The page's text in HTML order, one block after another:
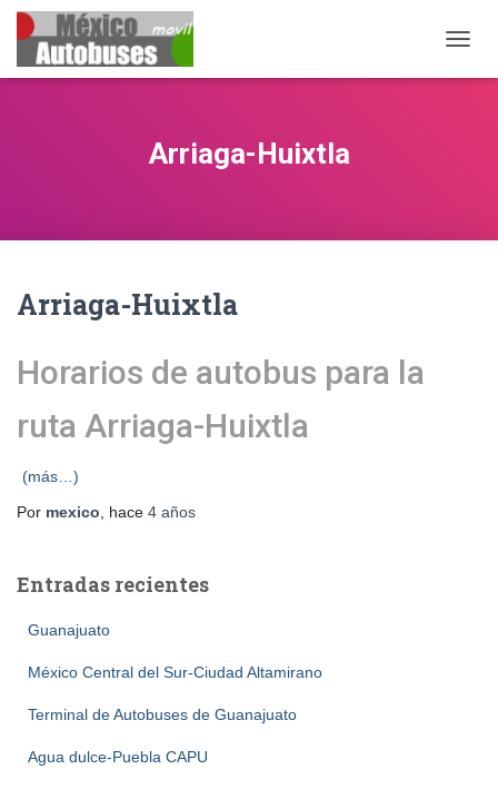
Arriaga-Huixtla
Arriaga-Huixtla
Horarios de autobus para la
ruta Arriaga-Huixtla
(más…)
Por mexico , hace 4 años
Entradas recientes
Guanajuato
México Central del Sur-Ciudad Altamirano
Terminal de Autobuses de Guanajuato
Agua dulce-Puebla CAPU